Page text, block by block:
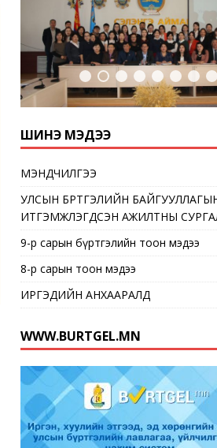
ШИНЭ МЭДЭЭ
МЭНДЧИЛГЭЭ
УЛСЫН БҮРТГЭЛИЙН
ИТГЭМЖЛЭГДСЭН АЖИЛТНЫ
9-р сарын бүртгэлийн тоон мэдээ
8-р сарын тоон мэдээ
ИРГЭДИЙН АНХААРАЛД
WWW.BURTGEL.MN